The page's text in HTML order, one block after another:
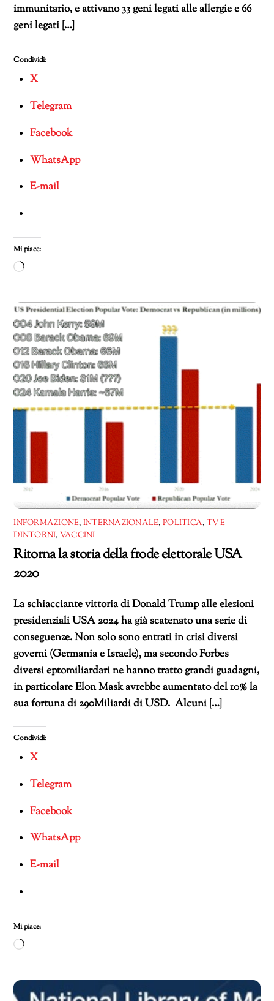
immunitario, e attivano 33 geni legati alle allergie e 66
geni legati […]
Condividi:
X
Telegram
Facebook
WhatsApp
E-mail
Mi piace:
Caricamento
corso…
INFORMAZIONE, INTERNAZIONALE, POLITICA, TV E
DINTORNI, VACCINI
Ritorna la storia della frode elettorale USA
2020
La schiacciante vittoria di Donald Trump alle elezioni
presidenziali USA 2024 ha già scatenato una serie di
conseguenze. Non solo sono entrati in crisi diversi
governi (Germania e Israele), ma secondo Forbes
diversi eptomiliardari ne hanno tratto grandi guadagni,
in particolare Elon Mask avrebbe aumentato del 10% la
sua fortuna di 290Miliardi di USD. Alcuni […]
Condividi:
X
Telegram
Facebook
WhatsApp
E-mail
Mi piace:
Caricamento
corso…